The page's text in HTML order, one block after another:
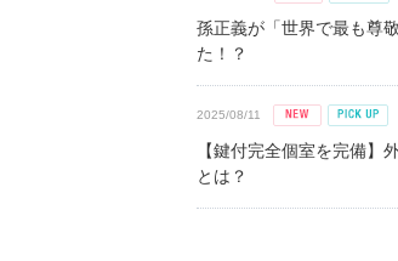
孫正義が「世界で最も尊
た！？
2025/08/11
【鍵付完全個室を完備】
とは？